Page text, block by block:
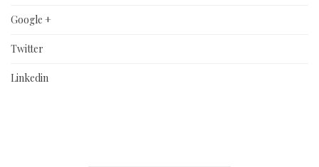
Google +
Twitter
Linkedin